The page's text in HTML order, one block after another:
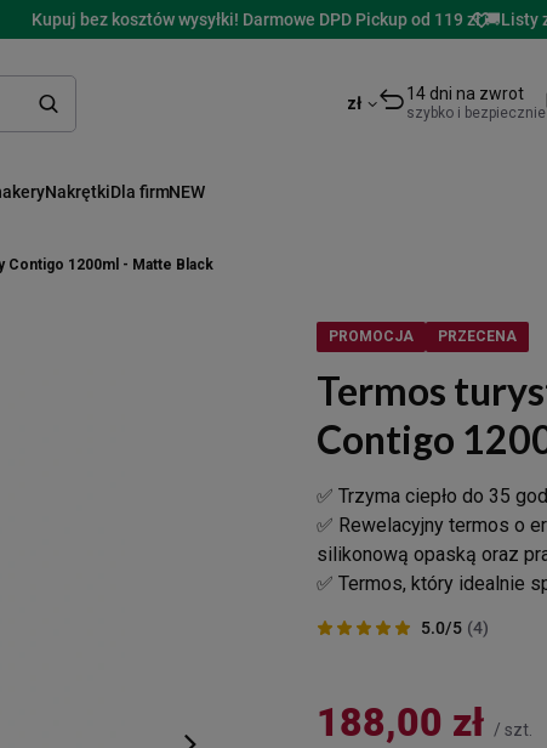
Kupuj bez kosztów wysyłki! Darmowe DPD Pickup od 119 zł 🚚Listy
zł 14 dni na zwrot
szybko i bezpiecznie
NakrętkiDla firmNEW
1200ml - Matte Black
PROMOCJA PRZECENA
Termos
Contigo
✅ Trzyma ciepło do 35
✅ Rewelacyjny termos o
silikonową opaską oraz
✅ Termos, który idealnie
5.0/5 (4)
188,00 zł /szt.